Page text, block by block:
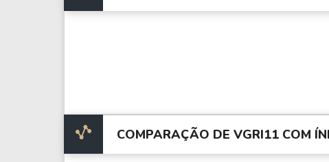
COMPARAÇÃO DE VGRI11 COM